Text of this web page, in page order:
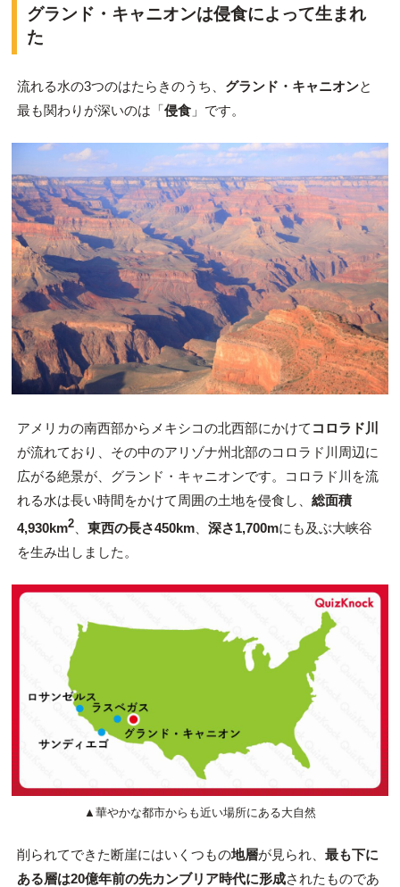
グランド・キャニオンは侵食によって生まれ
た
流れる水の3つのはたらきのうち、 グランド・キャニオンと
最も関わりが深いのは「侵食」です。
アメリカの南西部からメキシコの北西部にかけて コロラド川
が流れており、その中のアリゾナ州北部のコロラド川周辺に
広がる絶景が、グランド・キャニオンです。コロラド川を流
れる水は長い時間をかけて周囲の土地を侵食し、 総面積
4,930km2、 東西の長さ450km、 深さ1,700mにも及ぶ大峡谷
を生み出しました。
▲華やかな都市からも近い場所にある大自然
削られてできた断崖にはいくつもの地層が見られ、 最も下に
ある層は20億年前の先カンブリア時代に形成されたものであ